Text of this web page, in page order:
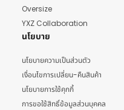
Oversize
YXZ Collaboration
นโยบาย
นโยบายความเป็นส่วนตัว
เงื่อนไขการเปลี่ยน-คืนสินค้า
นโยบายการใช้คุกกี้
การขอใช้สิทธิ์ข้อมูลส่วนบุคคล